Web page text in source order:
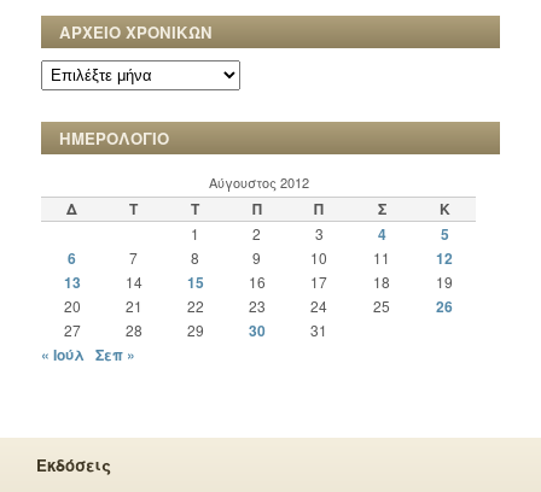
ΑΡΧΕΙΟ ΧΡΟΝΙΚΩΝ
ΑΡΧΕΙΟ
ΧΡΟΝΙΚΩΝ
ΗΜΕΡΟΛΟΓΙΟ
Αύγουστος 2012
Δ Τ Τ Π Π Σ Κ
1 2 3 4
5
6
7 8 9 10 11
12
13
14 15 16 17 18
19
20
21 22 23 24 25 26
27 28 29 30 31
« Ιούλ Σεπ »
Εκδόσεις